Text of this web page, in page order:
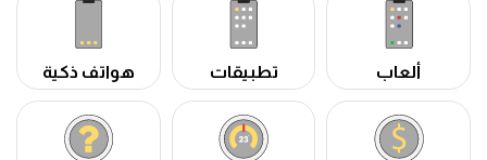
ألعاب تطبيقات هواتف ذكية